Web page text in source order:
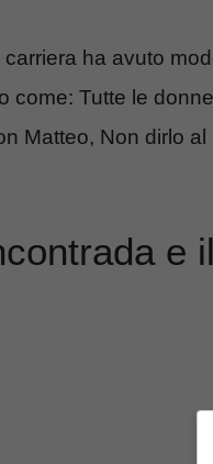
ha avuto
come: Tutte le
Matteo, Non dirlo
e